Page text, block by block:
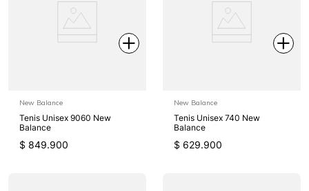
New Balance
Tenis Unisex 9060 New
Balance
$ 849.900
New Balance
Tenis Unisex 740 New
Balance
$ 629.900